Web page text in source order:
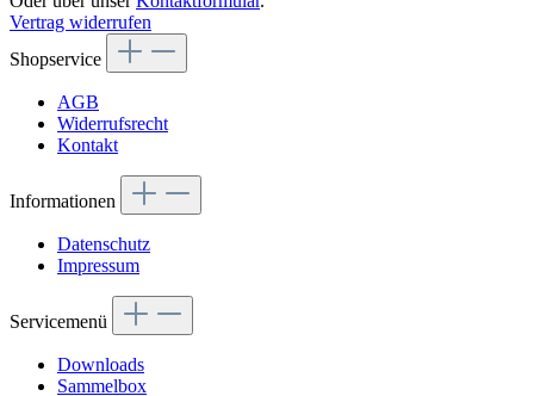
Vertrag widerrufen
Shopservice
AGB
Widerrufsrecht
Kontakt
Informationen
Datenschutz
Impressum
Servicemenü
Downloads
Sammelbox